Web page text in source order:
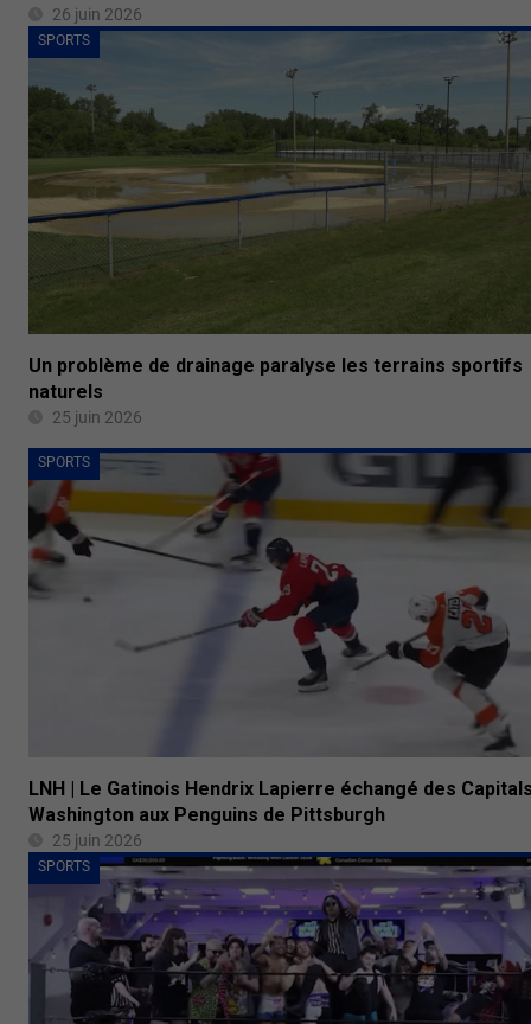
26 juin 2026
SPORTS
Un problème de drainage paralyse les terrains sportifs
naturels
25 juin 2026
SPORTS
LNH | Le Gatinois Hendrix Lapierre échangé des
Washington aux Penguins de Pittsburgh
25 juin 2026
SPORTS